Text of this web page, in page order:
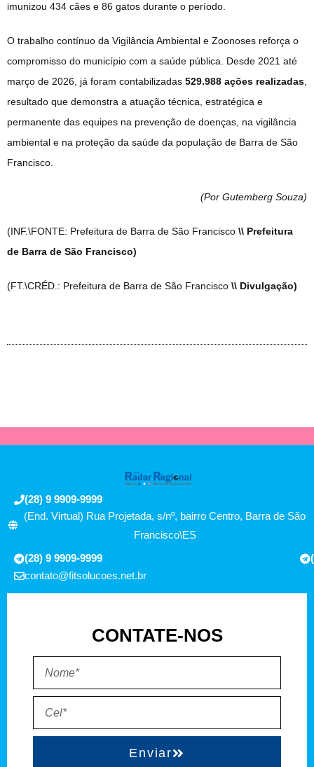
imunizou 434 cães e 86 gatos durante o período.
O trabalho contínuo da Vigilância Ambiental e Zoonoses reforça o
compromisso do município com a saúde pública. Desde 2021 até
março de 2026, já foram contabilizadas 529.988 ações realizadas
resultado que demonstra a atuação técnica, estratégica e
permanente das equipes na prevenção de doenças, na vigilância
ambiental e na proteção da saúde da população de Barra de São
Francisco.
(Por Gutemberg Souza)
(INF.\FONTE: Prefeitura de Barra de São Francisco \\ Prefeitura
de Barra de São Francisco)
(FT.\CRÉD.: Prefeitura de Barra de São Francisco \\ Divulgação)
(28) 9 9909-9999
(End. Virtual) Rua Projetada, s/nº, bairro Centro, Barra de São
Francisco\ES
(28) 9 9909-9999
contato@fitsolucoes.net.br
CONTATE-NOS
Enviar